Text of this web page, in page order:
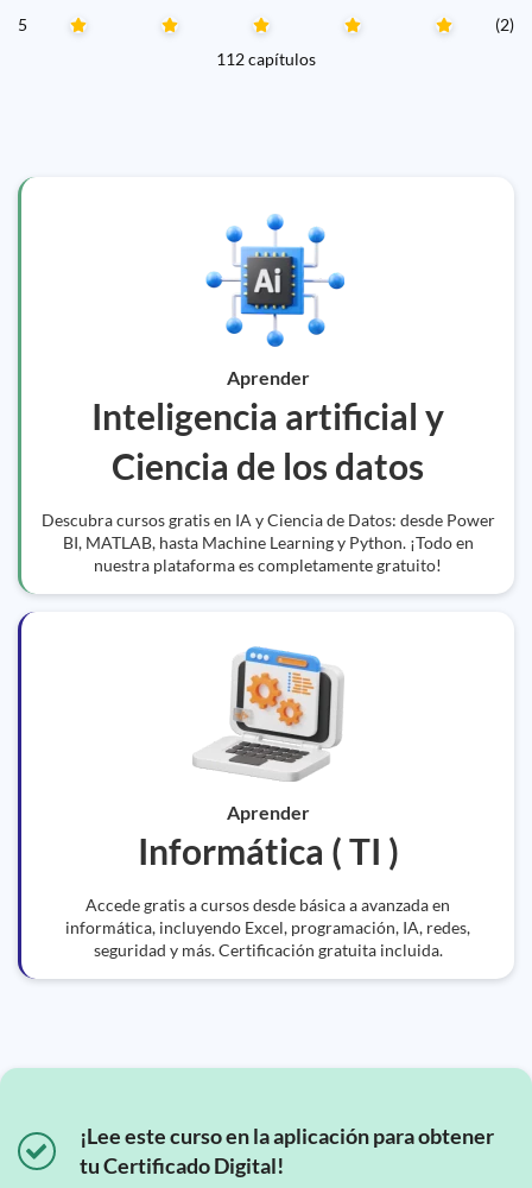
5
(2)
112 capítulos
Aprender
Inteligencia artificial y
Ciencia de los datos
Descubra cursos gratis en IA y Ciencia de Datos: desde Power
BI, MATLAB, hasta Machine Learning y Python. ¡Todo en
nuestra plataforma es completamente gratuito!
Aprender
Informática ( TI )
Accede gratis a cursos desde básica a avanzada en
informática, incluyendo Excel, programación, IA, redes,
seguridad y más. Certificación gratuita incluida.
¡Lee este curso en la aplicación para obtener
tu Certificado Digital!